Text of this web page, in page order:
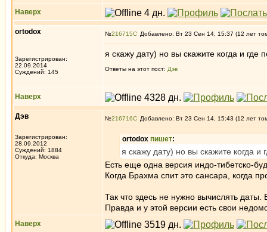
Наверх
ortodox
Зарегистрирован:
22.09.2014
Суждений: 145
№216715 Добавлено: Вт 23 Сен 14, 15:37 (12 лет
я скажу дату) но вы скажите когда и
Ответы на этот пост: Дэв
Наверх
Дэв
Зарегистрирован:
28.09.2012
Суждений: 1884
Откуда: Москва
№216716 Добавлено: Вт 23 Сен 14, 15:43 (12 лет
ortodox пишет:
я скажу дату) но вы скажите когда
Есть еще одна версия индо-тибетско-
Когда Брахма спит это сансара, когда
Так что здесь не нужно вычислять
Правда и у этой версии есть свои
Наверх